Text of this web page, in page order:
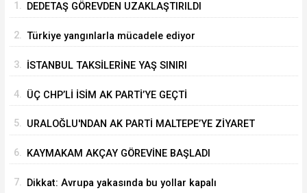
1. DEDETAŞ GÖREVDEN UZAKLAŞTIRILDI
2. Türkiye yangınlarla mücadele ediyor
3. İSTANBUL TAKSİLERİNE YAŞ SINIRI
4. ÜÇ CHP’Lİ İSİM AK PARTİ’YE GEÇTİ
5. URALOĞLU'NDAN AK PARTİ MALTEPE’YE ZİYARET
6. KAYMAKAM AKÇAY GÖREVİNE BAŞLADI
7. Dikkat: Avrupa yakasında bu yollar kapalı